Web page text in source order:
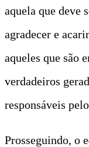
aquela que deve
agradecer e
aqueles que são
verdadeiros
responsáveis
Prosseguindo, o